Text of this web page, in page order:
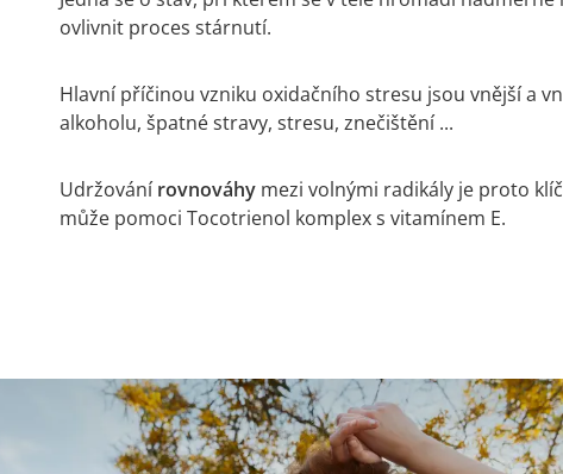
ovlivnit proces stárnutí.
Hlavní příčinou vzniku oxidačního stresu jsou vnější a
alkoholu, špatné stravy, stresu, znečištění ...
Udržovánírovnováhy mezi volnými radikály je proto
může pomoci Tocotrienol komplex s vitamínem E.